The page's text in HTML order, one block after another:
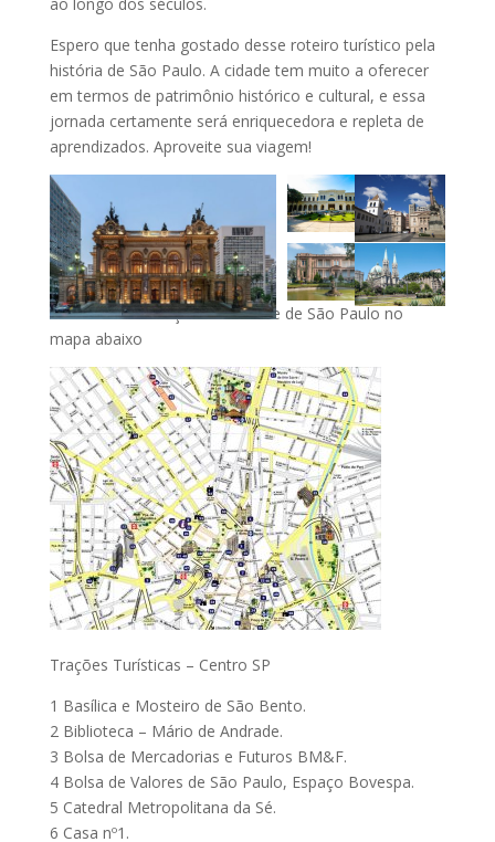
Espero que tenha gostado desse roteiro turístico pela
história de São Paulo. A cidade tem muito a oferecer
em termos de patrimônio histórico e cultural, e essa
jornada certamente será enriquecedora e repleta de
aprendizados. Aproveite sua viagem!
Confira mais atrações da cidade de São Paulo no
mapa abaixo
Trações Turísticas – Centro SP
1 Basílica e Mosteiro de São Bento.
2 Biblioteca – Mário de Andrade.
3 Bolsa de Mercadorias e Futuros BM&F.
4 Bolsa de Valores de São Paulo, Espaço Bovespa.
5 Catedral Metropolitana da Sé.
6 Casa nº1.